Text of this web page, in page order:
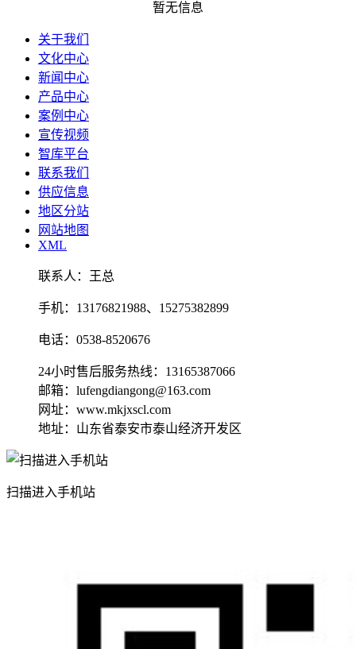
暂无信息
关于我们
文化中心
新闻中心
产品中心
案例中心
宣传视频
智库平台
联系我们
供应信息
地区分站
网站地图
XML
联系人：王总
手机：13176821988、15275382899
电话：0538-8520676
24小时售后服务热线：13165387066
邮箱：lufengdiangong@163.com
网址：www.mkjxscl.com
地址：山东省泰安市泰山经济开发区
扫描进入手机站